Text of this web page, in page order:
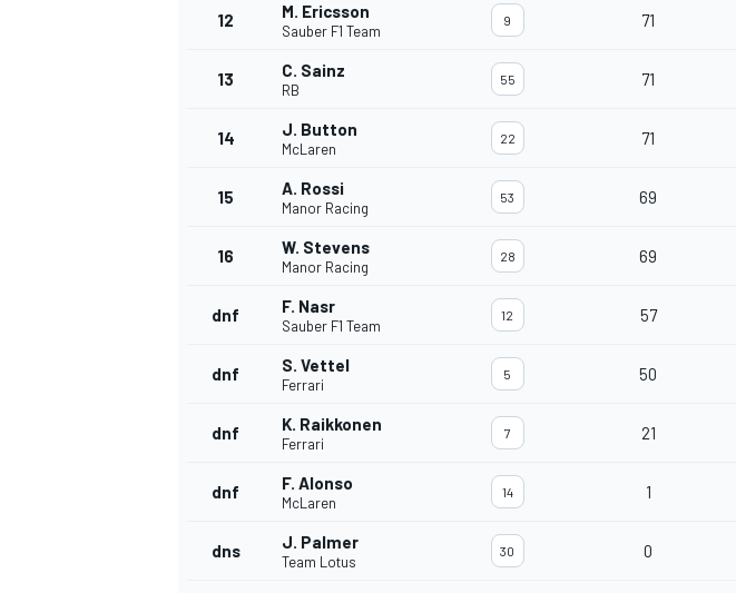
FÓRMULA E
12 M. Ericsson
Sauber F1 Team
9 71
13 C. Sainz
RB
55 71
14 J. Button
McLaren
22 71
15 A. Rossi
Manor Racing
53 69
16 W. Stevens
Manor Racing
28 69
dnf F. Nasr
Sauber F1 Team
12 57
dnf S. Vettel
Ferrari
5 50
dnf K. Raikkonen
Ferrari
7 21
dnf F. Alonso
McLaren
14 1
dns J. Palmer
Team Lotus
30 0